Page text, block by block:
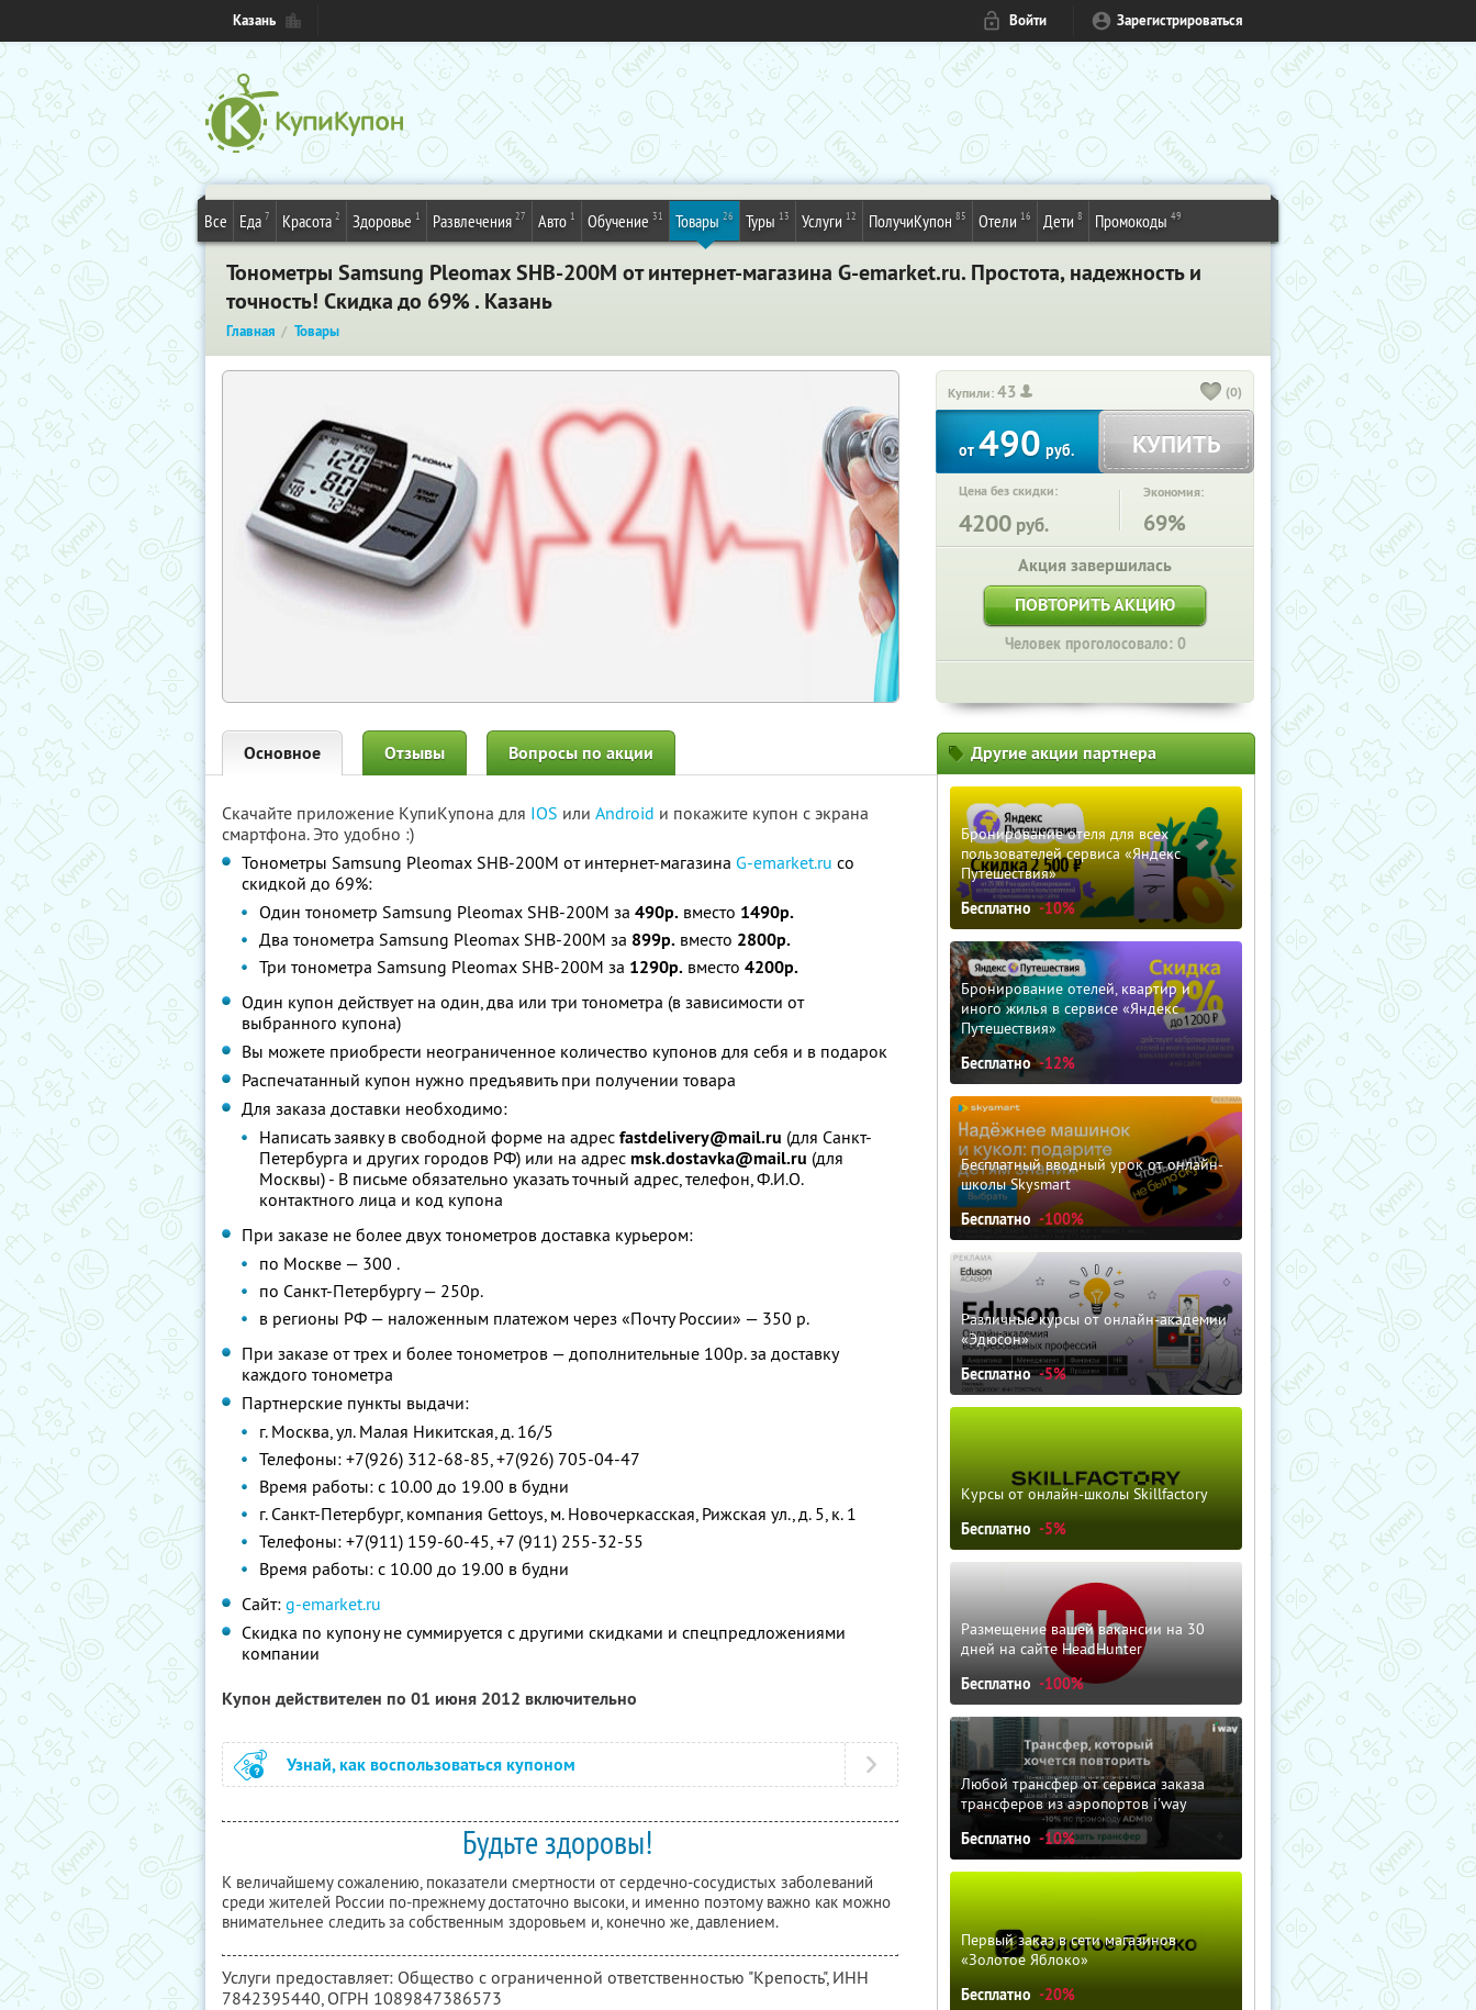
Казань Войти Зарегистрироваться
Все Еда 7 Красота 2 Здоровье 1 Развлечения 27 Авто 1 Обучение 31 Товары 26 Туры 13 Услуги 12 ПолучиКупон 85 Отели 16 Дети 8 Промокоды 49
Тонометры Samsung Pleomax SHB-200M от интернет-магазина G-emarket.ru. Простота, надежность и
точность! Скидка до 69% . Казань
Главная Товары
Купили:43 (0)
от490руб. КУПИТЬ
Цена без скидки:
4200 руб.
Экономия:
69%
Акция завершилась
ПОВТОРИТЬ АКЦИЮ
Человек проголосовало: 0
Основное Отзывы Вопросы по акции
Скачайте приложение КупиКупона для IOS или Android и покажите купон с экрана
смартфона. Это удобно :)
Тонометры Samsung Pleomax SHB-200M от интернет-магазина G-emarket.ru со
скидкой до 69%:
Один тонометр Samsung Pleomax SHB-200M за 490р. вместо 1490р.
Два тонометра Samsung Pleomax SHB-200M за 899р. вместо 2800р.
Три тонометра Samsung Pleomax SHB-200M за 1290р. вместо 4200р.
Один купон действует на один, два или три тонометра (в зависимости от
выбранного купона)
Вы можете приобрести неограниченное количество купонов для себя и в подарок
Распечатанный купон нужно предъявить при получении товара
Для заказа доставки необходимо:
Написать заявку в свободной форме на адрес fastdelivery@mail.ru (для Санкт-
Петербурга и других городов РФ) или на адрес msk.dostavka@mail.ru (для
Москвы) - В письме обязательно указать точный адрес, телефон, Ф.И.О.
контактного лица и код купона
При заказе не более двух тонометров доставка курьером:
по Москве — 300 .
по Санкт-Петербургу — 250р.
в регионы РФ — наложенным платежом через «Почту России» — 350 р.
При заказе от трех и более тонометров — дополнительные 100р. за доставку
каждого тонометра
Партнерские пункты выдачи:
г. Москва, ул. Малая Никитская, д. 16/5
Телефоны: +7(926) 312-68-85, +7(926) 705-04-47
Время работы: с 10.00 до 19.00 в будни
г. Санкт-Петербург, компания Gettoys, м. Новочеркасская, Рижская ул., д. 5, к. 1
Телефоны: +7(911) 159-60-45, +7 (911) 255-32-55
Время работы: c 10.00 до 19.00 в будни
Сайт: g-emarket.ru
Скидка по купону не суммируется с другими скидками и спецпредложениями
компании
Купон действителен по 01 июня 2012 включительно
Узнай, как воспользоваться купоном
Будьте здоровы!
К величайшему сожалению, показатели смертности от сердечно-сосудистых заболеваний
среди жителей России по-прежнему достаточно высоки, и именно поэтому важно как можно
внимательнее следить за собственным здоровьем и, конечно же, давлением.
Услуги предоставляет: Общество с ограниченной ответственностью "Крепость", ИНН
7842395440, ОГРН 1089847386573
Другие акции партнера
Бронирование отеля для всех
пользователей сервиса «Яндекс
Путешествия»
Бесплатно -10%
Бронирование отелей, квартир и
иного жилья в сервисе «Яндекс
Путешествия»
Бесплатно -12%
Бесплатный вводный урок от онлайн-
школы Skysmart
Бесплатно -100%
Различные курсы от онлайн-академии
«Эдюсон»
Бесплатно -5%
Курсы от онлайн-школы Skillfactory
Бесплатно -5%
Размещение вашей вакансии на 30
дней на сайте HeadHunter
Бесплатно -100%
Любой трансфер от сервиса заказа
трансферов из аэропортов i'way
Бесплатно -10%
Первый заказ в сети магазинов
«Золотое Яблоко»
Бесплатно -20%